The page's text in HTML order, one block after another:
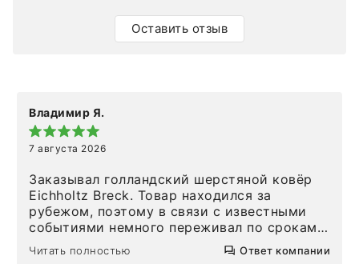
Оставить отзыв
Владимир Я.
7 августа 2026
Заказывал голландский шерстяной ковёр
Eichholtz Breck. Товар находился за
рубежом, поэтому в связи с известными
событиями немного переживал по срокам.
Но homeadore привезли ровно в
определенное в договоре время, без
Читать полностью Ответ компании